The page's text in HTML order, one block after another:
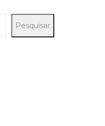
Pesquisar